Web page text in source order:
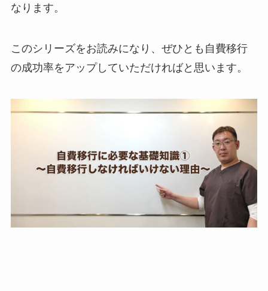
なります。
このシリーズをお読みになり、ぜひとも自費移行
の成功率をアップしていただければと思います。